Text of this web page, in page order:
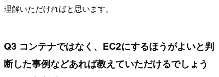
理解いただければと思います。
Q3 コンテナではなく、EC2にするほうがよいと判
断した事例などあれば教えていただけるでしょう